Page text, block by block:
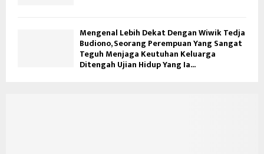
Mengenal Lebih Dekat Dengan Wiwik Tedja
Budiono, Seorang Perempuan Yang Sangat
Teguh Menjaga Keutuhan Keluarga
Ditengah Ujian Hidup Yang Ia...